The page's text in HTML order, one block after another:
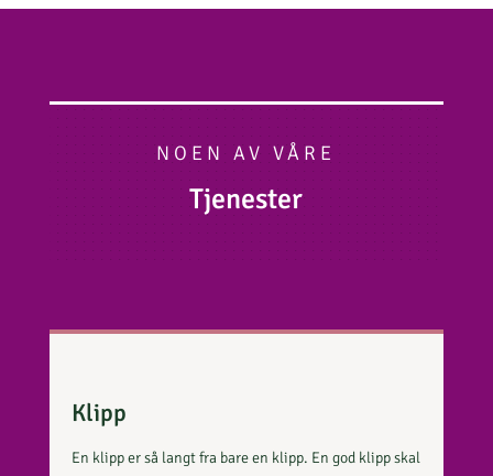
NOEN AV VÅRE
Tjenester
Klipp
En klipp er så langt fra bare en klipp. En god klipp skal